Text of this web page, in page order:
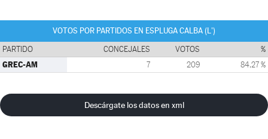
VOTOS POR PARTIDOS EN ESPLUGA CALBA (L')
PARTIDO CONCEJALES VOTOS %
GREC-AM 7 209 84,27 %
Descárgate los datos en xml